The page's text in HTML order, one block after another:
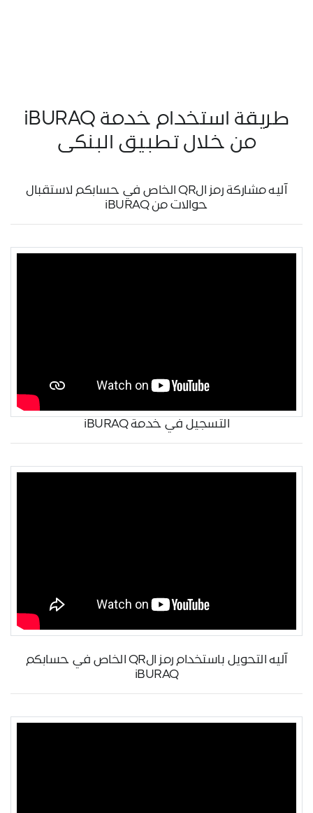
طريقة استخدام خدمة iBURAQ
من خلال تطبيق البنكي
آليه مشاركة رمز الQR الخاص في حسابكم لاستقبال
حوالات من iBURAQ
التسجيل في خدمة iBURAQ
آليه التحويل باستخدام رمز الQR الخاص في حسابكم
iBURAQ